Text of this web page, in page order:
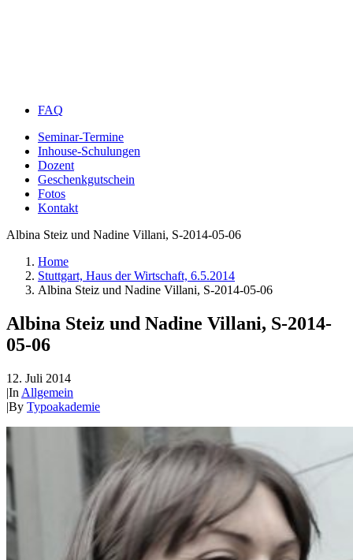
FAQ
Seminar-Termine
Inhouse-Schulungen
Dozent
Geschenkgutschein
Fotos
Kontakt
Albina Steiz und Nadine Villani, S-2014-05-06
Home
Stuttgart, Haus der Wirtschaft, 6.5.2014
Albina Steiz und Nadine Villani, S-2014-05-06
Albina Steiz und Nadine Villani, S-2014-
05-06
12. Juli 2014
|In Allgemein
|By Typoakademie